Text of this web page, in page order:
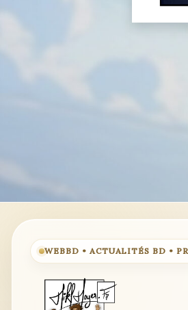
WEBBD • ACTUALITÉS BD •